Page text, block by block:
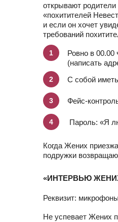
открывают
«похитителей
и если он хочет
требований
Ровно в
(написать
С собой
Фейс-
Пароль: «Я
Когда Жених
подружки
«ИНТЕРВЬЮ
Реквизит:
Не успевает Жених